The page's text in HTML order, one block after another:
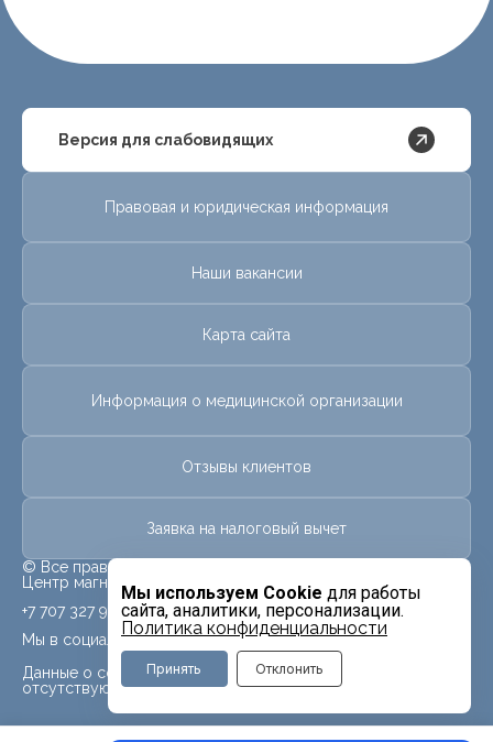
Мы используем Cookie для работы
сайта, аналитики, персонализации.
Политика конфиденциальности
Принять Отклонить
Версия для слабовидящих
Правовая и юридическая информация
Наши вакансии
Карта сайта
Информация о медицинской организации
Отзывы клиентов
Заявка на налоговый вычет
© Все права защищены.
Центр магнитно-резонансной томографии «МРТ Лидер»
Мы в социальных сетях
Данные о социальных сетях для данного филиала
отсутствуют
+7 707 327 9991